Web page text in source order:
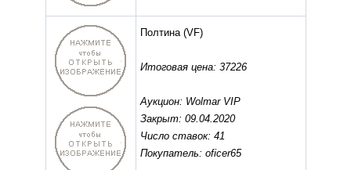
Полтина(VF)
Итоговая цена: 37226
Аукцион: Wolmar VIP
Закрыт: 09.04.2020
Число ставок: 41
Покупатель: oficer65